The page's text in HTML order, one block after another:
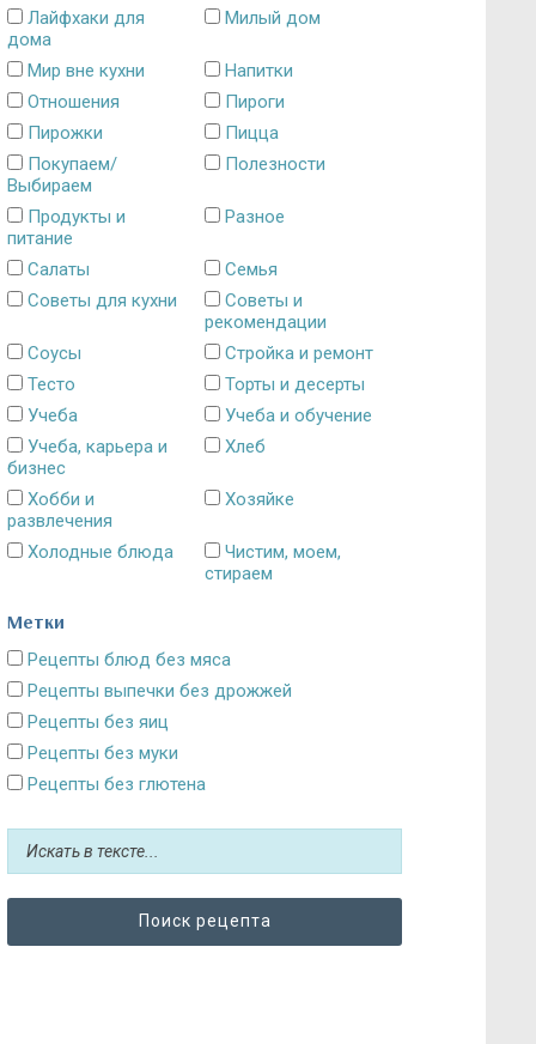
Лайфхаки для
дома
Милый дом
Мир вне кухни
Напитки
Отношения
Пироги
Пирожки
Пицца
Покупаем/
Выбираем
Полезности
Продукты и
питание
Разное
Салаты
Семья
Советы для кухни
Советы и
рекомендации
Соусы
Стройка и ремонт
Тесто
Торты и десерты
Учеба
Учеба и обучение
Учеба, карьера и
бизнес
Хлеб
Хобби и
развлечения
Хозяйке
Холодные блюда
Чистим, моем,
стираем
Метки
Блюда без картошки
Рецепты без выпечки
Рецепты без глютена
Рецепты без грибов
Рецепты без муки
Рецепты без яиц
Рецепты блюд без мяса
Рецепты выпечки без дрожжей